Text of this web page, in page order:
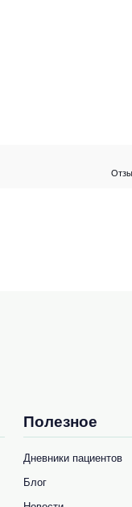
Полезное
Дневники пациентов
Блог